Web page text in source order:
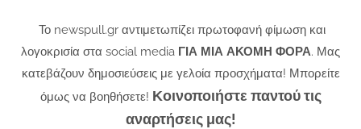
Το newspull.gr αντιμετωπίζει πρωτοφανή φίμωση και
λογοκρισία στα social media ΓΙΑ ΜΙΑ ΑΚΟΜΗ ΦΟΡΑ. Μας
κατεβάζουν δημοσιεύσεις με γελοία προσχήματα! Μπορείτε
όμως να βοηθήσετε! Κοινοποιήστε παντού τις
αναρτήσεις μας!